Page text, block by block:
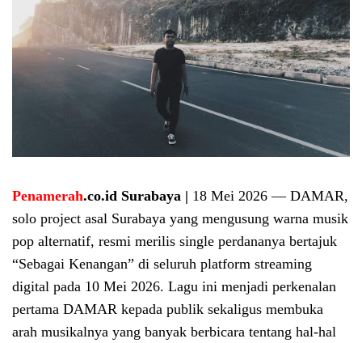
Penamerah.co.id Surabaya | 18 Mei 2026 — DAMAR,
solo project asal Surabaya yang mengusung warna musik
pop alternatif, resmi merilis single perdananya bertajuk
“Sebagai Kenangan” di seluruh platform streaming
digital pada 10 Mei 2026. Lagu ini menjadi perkenalan
pertama DAMAR kepada publik sekaligus membuka
arah musikalnya yang banyak berbicara tentang hal-hal